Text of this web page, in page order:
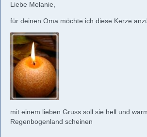
Liebe Melanie,
für deinen Oma möchte ich diese Kerze
mit einem lieben Gruss soll sie hell und
Regenbogenland scheinen